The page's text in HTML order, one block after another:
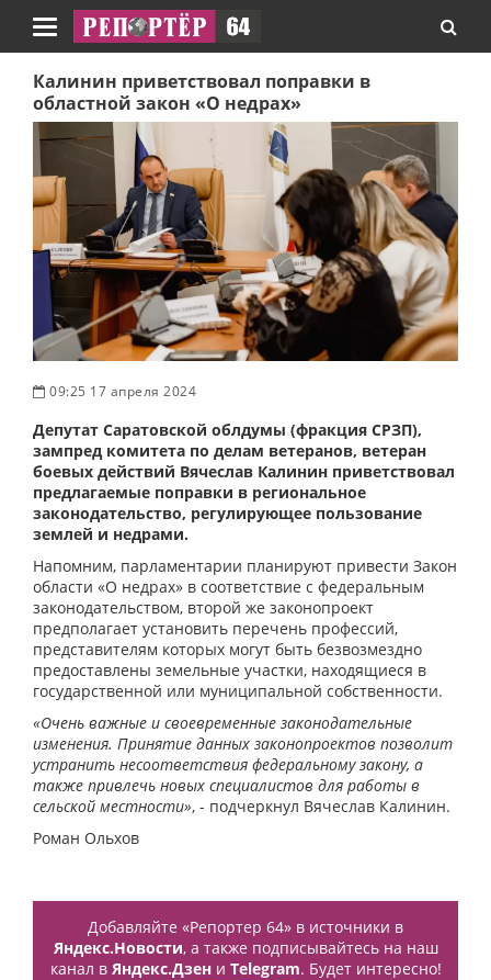
Навигация
Калинин приветствовал поправки в
областной закон «О недрах»
09:25 17 апреля 2024
Депутат Саратовской облдумы (фракция СРЗП),
зампред комитета по делам ветеранов, ветеран
боевых действий Вячеслав Калинин приветствовал
предлагаемые поправки в региональное
законодательство, регулирующее пользование
землей и недрами.
Напомним, парламентарии планируют привести Закон
области «О недрах» в соответствие с федеральным
законодательством, второй же законопроект
предполагает установить перечень профессий,
представителям которых могут быть безвозмездно
предоставлены земельные участки, находящиеся в
государственной или муниципальной собственности.
«Очень важные и своевременные законодательные
изменения. Принятие данных законопроектов позволит
устранить несоответствия федеральному закону, а
также привлечь новых специалистов для работы в
сельской местности», - подчеркнул Вячеслав Калинин.
Роман Ольхов
Добавляйте «Репортер 64» в источники в
Яндекс.Новости, а также подписывайтесь на наш
канал в Яндекс.Дзени Telegram. Будет интересно!